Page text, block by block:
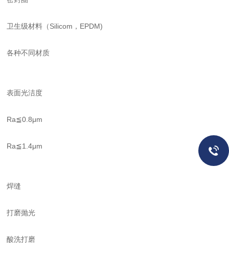
卫生级材料（Silicom，EPDM)
各种不同材质
表面光洁度
Ra≦0.8μm
Ra≦1.4μm
焊缝
打磨抛光
酸洗打磨